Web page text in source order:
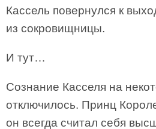
Кассель повернулся к
из сокровищницы.
И тут…
Сознание Касселя на
отключилось. Принц
он всегда считал себя